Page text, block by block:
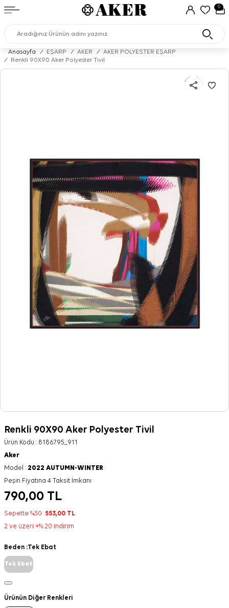
0
Anasayfa / EŞARP / AKER /
AKER POLYESTER EŞARP
/
Renkli 90X90 Aker Polyester Tivil
Renkli 90X90 Aker Polyester Tivil
Ürün Kodu : 8186795_911
Aker
Model : 2022 AUTUMN-WINTER
Peşin Fiyatına 4 Taksit İmkanı
790,00 TL
Sepette %30 553,00 TL
2 ve üzeri +% 20 indirim
Beden :Tek Ebat
Tek Ebat
Ürünün Diğer Renkleri